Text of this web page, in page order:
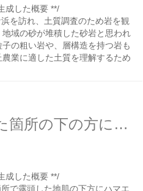
成した概要 **/
を訪れ、土質調査のため岩を観
域の砂が堆積した砂岩と思われ
の粗い岩や、層構造を持つ岩も
業に適した土質を理解するため
崩れて地肌が見えた箇所の下の方にハマエンドウ
成した概要 **/
で露頭した地肌の下方にハマエ